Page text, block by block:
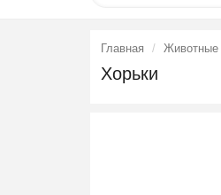
Главная Животные
Хорьки